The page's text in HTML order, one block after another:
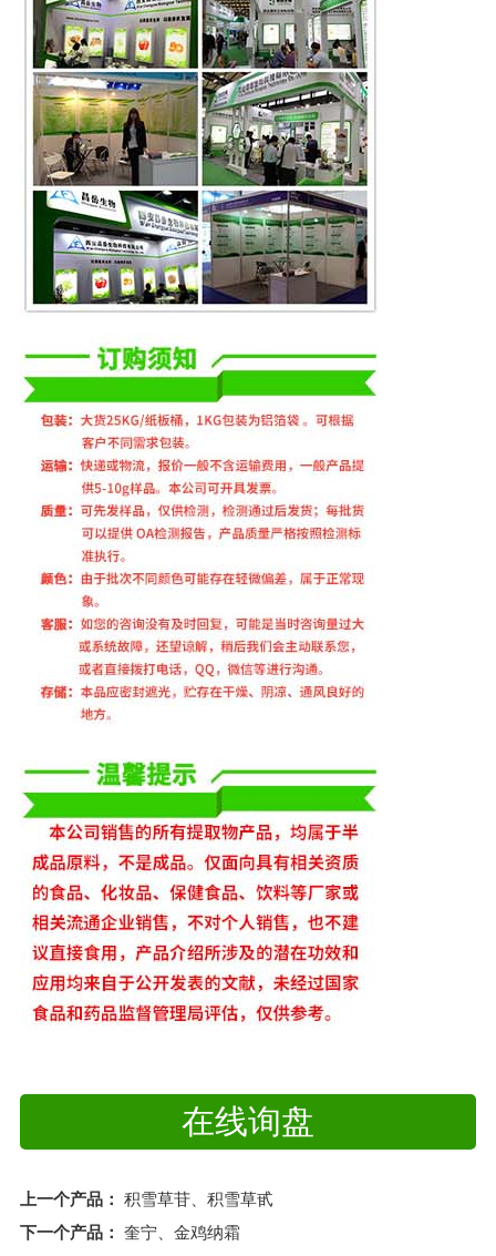
在线询盘
上一个产品： 积雪草苷、积雪草甙
下一个产品： 奎宁、金鸡纳霜